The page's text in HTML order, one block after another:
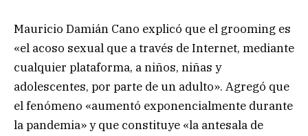
Mauricio Damián Cano explicó que el grooming es
«el acoso sexual que a través de Internet, mediante
cualquier plataforma, a niños, niñas y
adolescentes, por parte de un adulto». Agregó que
el fenómeno «aumentó exponencialmente durante
la pandemia» y que constituye «la antesala de